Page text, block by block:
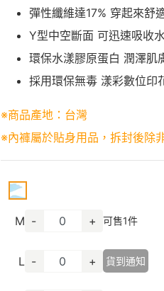
彈性纖維達17% 穿起來舒
Y型中空斷面 可迅速吸收
環保水漾膠原蛋白 潤澤肌
採用環保無毒 漾彩數位印
※商品產地：台灣
※內褲屬於貼身用品，拆封後除
M - + 可售1件
L - + 貨到通知